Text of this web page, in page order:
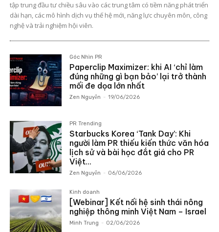
tập trung đầu tư chiều sâu vào các trung tâm có tiềm năng phát triển
dài hạn, các mô hình dịch vụ thế hệ mới, năng lực chuyên môn, công
nghệ và trải nghiệm hội viên.
Góc Nhìn PR
Paperclip Maximizer: khi AI ‘chỉ làm
đúng những gì bạn bảo’ lại trở thành
mối đe dọa lớn nhất
Zen Nguyễn - 19/06/2026
PR Trending
Starbucks Korea ‘Tank Day’: Khi
người làm PR thiếu kiến thức văn hóa
lịch sử và bài học đắt giá cho PR
Việt...
Zen Nguyễn - 06/06/2026
Kinh doanh
[Webinar] Kết nối hệ sinh thái nông
nghiệp thông minh Việt Nam – Israel
Minh Trung - 02/06/2026